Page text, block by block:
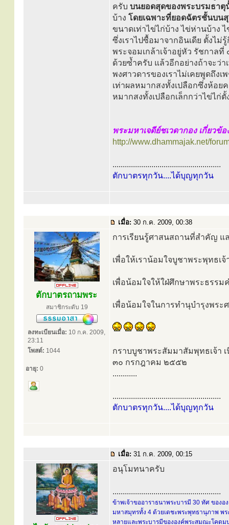
ครับ บนยอดสุดของพระบรมธา
บ้าง โดยเฉพาะที่ยอดฉัตรชั้นบน
ขนาดเท่าไข่ไก่บ้าง ไข่ห่านบ้าง
ซึ่งเราไปซื้อมาจากอินเดีย ตั้งไม่
พระจอมเกล้าเจ้าอยู่หัว รัชกาล
ด้วยซ้ำครับ แล้วอีกอย่างถ้าจะว่
พงศาวดารของเราไม่เคยพูดถึง
เท่าผลหมากสงทั้งเปลือกซึ่งห้อ
หมากสงทั้งเปลือกเล็กกว่าไข่ไก่ตั้
พระมหาเจดีย์ชเวดากอง เกี่ยวข้
http://www.dhammajak.net/
.....................................................
ตักบาตรทุกวัน....ได้บุญทุกวัน
เมื่อ: 30 ก.ค. 2009, 00:38
ตักบาตรถามพระ
สมาชิกระดับ 19
ลงทะเบียนเมื่อ: 10 ก.ค. 2009,
23:11
โพสต์: 1044
อายุ: 0
การเรียนรู้ศาสนสถานที่สำคัญ แ
เพื่อให้เราน้อมใจบูชาพระพุทธเจ้
เพื่อน้อมใจให้ใฝ่ศึกษาพระธรรม
เพื่อน้อมใจในการทำนุบำรุงพร
กราบบูชาพระสัมมาสัมพุทธเจ้า
๓๐ กรกฎาคม ๒๕๕๒
............
.....................................................
ตักบาตรทุกวัน....ได้บุญทุกวัน
เมื่อ: 31 ก.ค. 2009, 00:15
อนุโมทนาครับ
.....................................................
ข้าพเจ้าขออาราธนาพระบารมี 30 ทัศ ของ
มหาสมุทรทั้ง 4 ด้วยเดชะพระพุทธานุภาพ พ
หลายและพระบารมีขององค์พระสมณะโคดม